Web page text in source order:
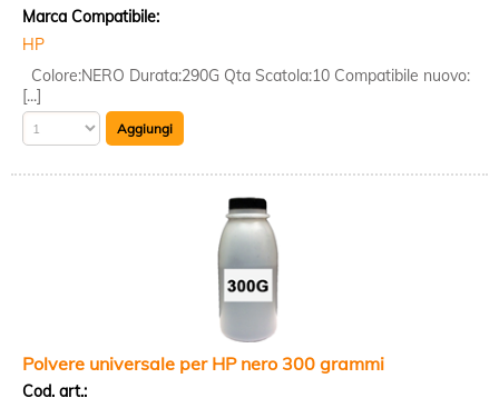
Marca Compatibile:
HP
Colore:NERO Durata:290G Qta Scatola:10 Compatibile nuovo:
[...]
Polvere universale per HP nero 300 grammi
Cod. art.: